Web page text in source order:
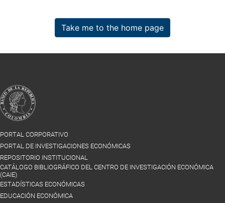
Take me to the home page
PORTAL CORPORATIVO
PORTAL DE INVESTIGACIONES ECONÓMICAS
REPOSITORIO INSTITUCIONAL
CATÁLOGO BIBLIOGRÁFICO DEL CENTRO DE INVESTIGACIÓN ECONÓMICA
(CAIE)
ESTADÍSTICAS ECONÓMICAS
EDUCACIÓN ECONÓMICA